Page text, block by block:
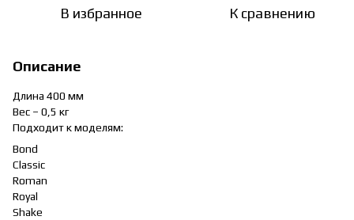
В избранное К сравнению
Описание
Длина 400 мм
Вес – 0,5 кг
Подходит к моделям:
Bond
Classic
Roman
Royal
Shake